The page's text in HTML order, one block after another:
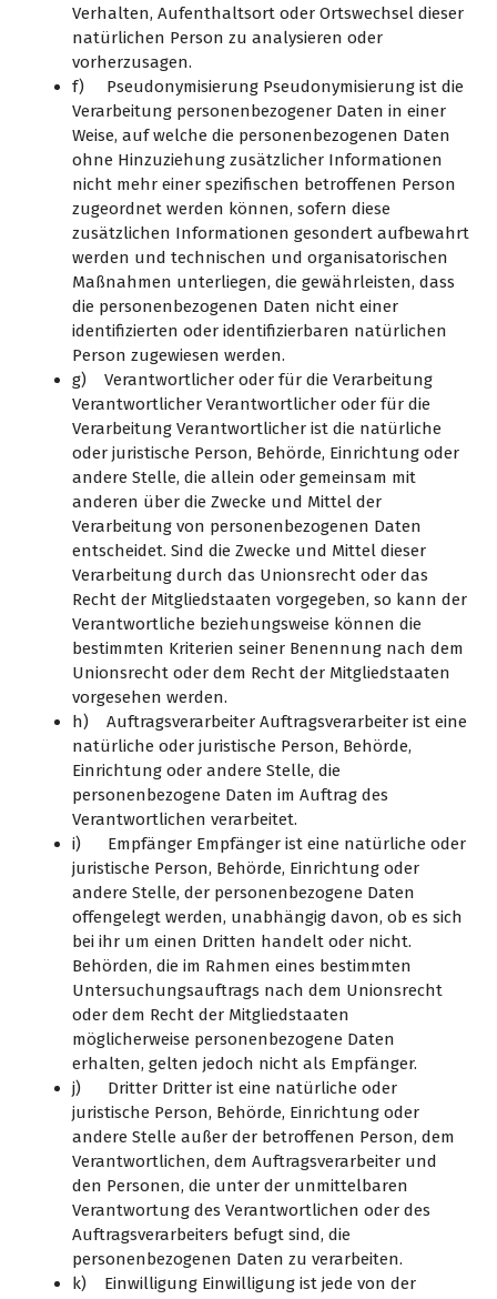
Verhalten, Aufenthaltsort oder Ortswechsel dieser
natürlichen Person zu analysieren oder
vorherzusagen.
f) Pseudonymisierung Pseudonymisierung ist die
Verarbeitung personenbezogener Daten in einer
Weise, auf welche die personenbezogenen Daten
ohne Hinzuziehung zusätzlicher Informationen
nicht mehr einer spezifischen betroffenen Person
zugeordnet werden können, sofern diese
zusätzlichen Informationen gesondert aufbewahrt
werden und technischen und organisatorischen
Maßnahmen unterliegen, die gewährleisten, dass
die personenbezogenen Daten nicht einer
identifizierten oder identifizierbaren natürlichen
Person zugewiesen werden.
g) Verantwortlicher oder für die Verarbeitung
Verantwortlicher Verantwortlicher oder für die
Verarbeitung Verantwortlicher ist die natürliche
oder juristische Person, Behörde, Einrichtung oder
andere Stelle, die allein oder gemeinsam mit
anderen über die Zwecke und Mittel der
Verarbeitung von personenbezogenen Daten
entscheidet. Sind die Zwecke und Mittel dieser
Verarbeitung durch das Unionsrecht oder das
Recht der Mitgliedstaaten vorgegeben, so kann der
Verantwortliche beziehungsweise können die
bestimmten Kriterien seiner Benennung nach dem
Unionsrecht oder dem Recht der Mitgliedstaaten
vorgesehen werden.
h) Auftragsverarbeiter Auftragsverarbeiter ist eine
natürliche oder juristische Person, Behörde,
Einrichtung oder andere Stelle, die
personenbezogene Daten im Auftrag des
Verantwortlichen verarbeitet.
i) Empfänger Empfänger ist eine natürliche oder
juristische Person, Behörde, Einrichtung oder
andere Stelle, der personenbezogene Daten
offengelegt werden, unabhängig davon, ob es sich
bei ihr um einen Dritten handelt oder nicht.
Behörden, die im Rahmen eines bestimmten
Untersuchungsauftrags nach dem Unionsrecht
oder dem Recht der Mitgliedstaaten
möglicherweise personenbezogene Daten
erhalten, gelten jedoch nicht als Empfänger.
j) Dritter Dritter ist eine natürliche oder
juristische Person, Behörde, Einrichtung oder
andere Stelle außer der betroffenen Person, dem
Verantwortlichen, dem Auftragsverarbeiter und
den Personen, die unter der unmittelbaren
Verantwortung des Verantwortlichen oder des
Auftragsverarbeiters befugt sind, die
personenbezogenen Daten zu verarbeiten.
k) Einwilligung Einwilligung ist jede von der